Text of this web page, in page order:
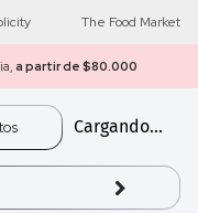
The Food Market
a partir de $80.000
Cargando...